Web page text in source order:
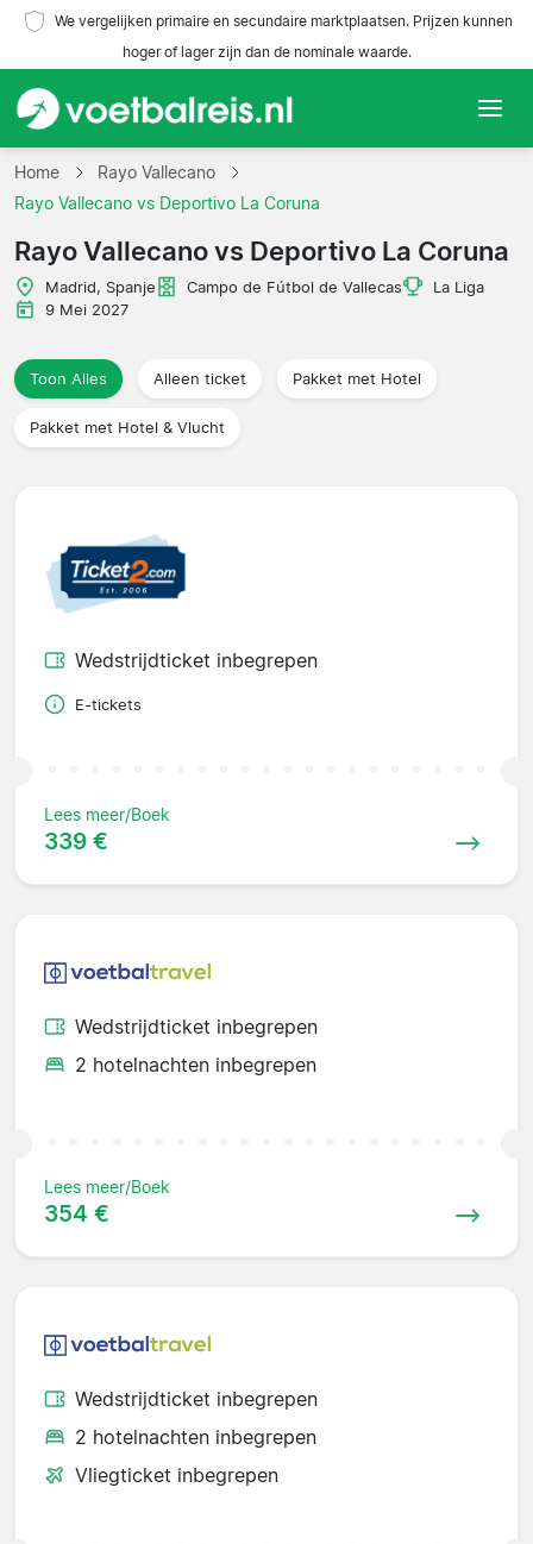
We vergelijken primaire en secundaire marktplaatsen. Prijzen kunnen
hoger of lager zijn dan de nominale waarde.
Home
Competities
Home
Rayo Vallecano
Rayo Vallecano vs Deportivo La Coruna
Rayo Vallecano vs Deportivo La Coruna
Madrid, Spanje Campo de Fútbol de Vallecas
La Liga
9 Mei 2027
Toon Alles Alleen ticket Pakket met Hotel
Pakket met Hotel & Vlucht
Wedstrijdticket inbegrepen
E-tickets
Lees meer/Boek
339 €
Wedstrijdticket inbegrepen
2 hotelnachten inbegrepen
Lees meer/Boek
354 €
Wedstrijdticket inbegrepen
2 hotelnachten inbegrepen
Vliegticket inbegrepen